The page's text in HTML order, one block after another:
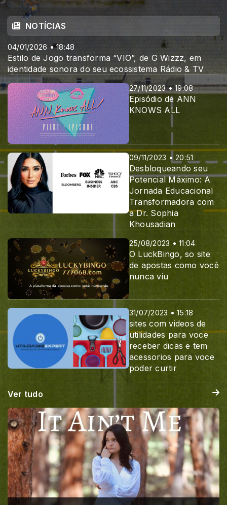
NOTÍCIAS
04/01/2026 • 18:48
Estilo de Jogo transforma “VIO”, de G Wizzz, em
identidade sonora do seu ecossistema Rádio & TV
27/11/2023 • 19:08
Episódio de ANN
KNOWS ALL
09/11/2023 • 20:51
Desbloqueando seu
Potencial Máximo: A
Jornada Educacional
Transformadora com
a Dr. Sophia
Khousadian
25/08/2023 • 11:04
O LuckBingo, so site
de apostas como você
nunca viu
31/07/2023 • 15:18
sites com videos de
utilidades para voce
receber dicas e tem
acessorios para voce
poder curtir
Ver tudo